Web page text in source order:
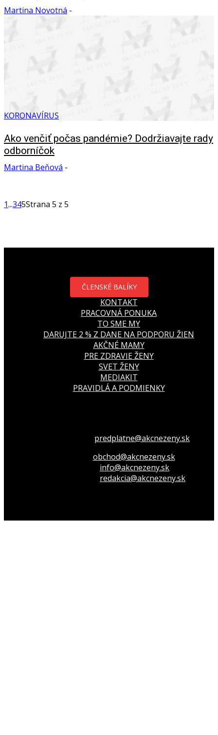
Martina Novotná -
KORONAVÍRUS
Ako venčiť počas pandémie? Dodržiavajte rady
odborníčok
Martina Beňová -
1...345Strana 5 z 5
ČLENSKÉ BALÍKY
KONTAKT
PRACOVNÁ PONUKA
TO SME MY
DARUJTE 2 % Z DANE NA PODPORU ŽIEN
AKČNÉ MAMY
PRE ZDRAVIE ŽENY
SVET ŽENY
MEDIAKIT
PRAVIDLÁ A PODMIENKY
predplatne@akcnezeny.sk
obchod@akcnezeny.sk
info@akcnezeny.sk
redakcia@akcnezeny.sk